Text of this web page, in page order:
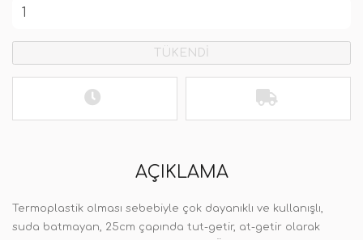
TÜKENDİ
AÇIKLAMA
Termoplastik olması sebebiyle çok dayanıklı ve kullanışlı,
suda batmayan, 25cm çapında tut-getir, at-getir olarak